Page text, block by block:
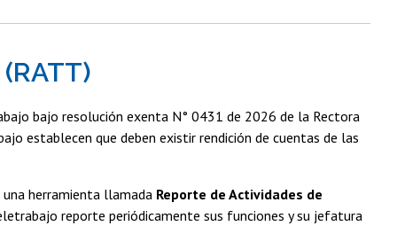
Estudios Internacionales
Hospital Clínico
bajo resolución exenta N° 0431 de 2026 de la Rectora
establecen que deben existir rendición de cuentas de las
herramienta llamada Reporte de Actividades de
reporte periódicamente sus funciones y su jefatura